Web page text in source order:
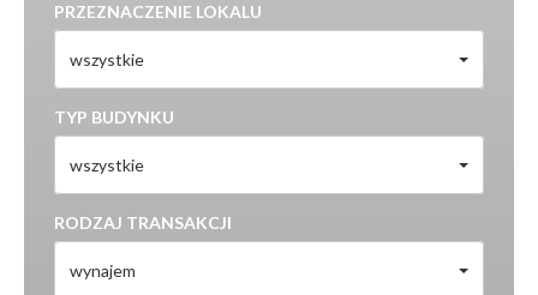
PRZEZNACZENIE LOKALU
wszystkie
TYP BUDYNKU
wszystkie
RODZAJ TRANSAKCJI
wynajem